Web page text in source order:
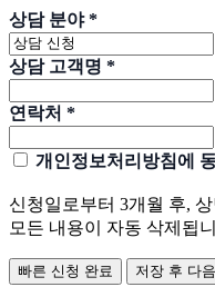
상담 분야 *
상담 고객명 *
연락처 *
개인정보처리방침에
신청일로부터 3개월 후,
모든 내용이 자동 삭제됩
빠른 신청 완료 저장 후 다